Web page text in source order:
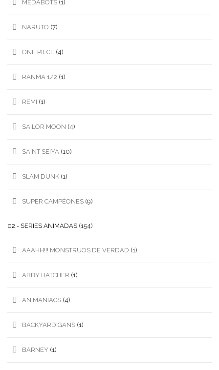
MEDABOTS (1)
NARUTO (7)
ONE PIECE (4)
RANMA 1/2 (1)
REMI (1)
SAILOR MOON (4)
SAINT SEIYA (10)
SLAM DUNK (1)
SUPER CAMPÉONES (9)
02.- SERIES ANIMADAS (154)
AAAHH!!! MONSTRUOS DE VERDAD (1)
ABBY HATCHER (1)
ANIMANIACS (4)
BACKYARDIGANS (1)
BARNEY (1)